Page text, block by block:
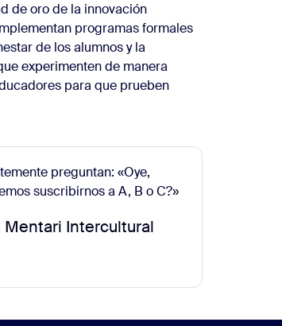
de oro de la innovación
programas formales
de los alumnos y la
experimenten de manera
para que prueben
preguntan: «Oye,
suscribirnos a A, B o C?»
Intercultural